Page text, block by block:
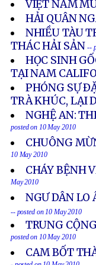
VIỆT NAM
HẢI QUÂN
NHIỀU TÀU
THÁC HẢI SẢN --
HỌC SINH
TẠI NAM
PHÓNG SỰ
TRÀ KHÚC, LẠI
NGHỆ AN:
posted on 10 May 2010
CHUÔNG
10 May 2010
CHÁY BỆNH
May 2010
NGƯ DÂN LO
-- posted on 10 May 2010
TRUNG
posted on 10 May 2010
CAM BỐT